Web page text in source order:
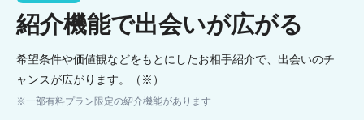
紹介機能で出会いが広がる
希望条件や価値観などをもとにしたお相手紹介で、出会いのチ
ャンスが広がります。（※）
※一部有料プラン限定の紹介機能があります